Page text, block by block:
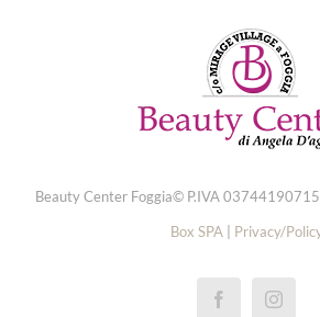
Beauty Center Foggia© P.IVA
Box SPA
Privacy/